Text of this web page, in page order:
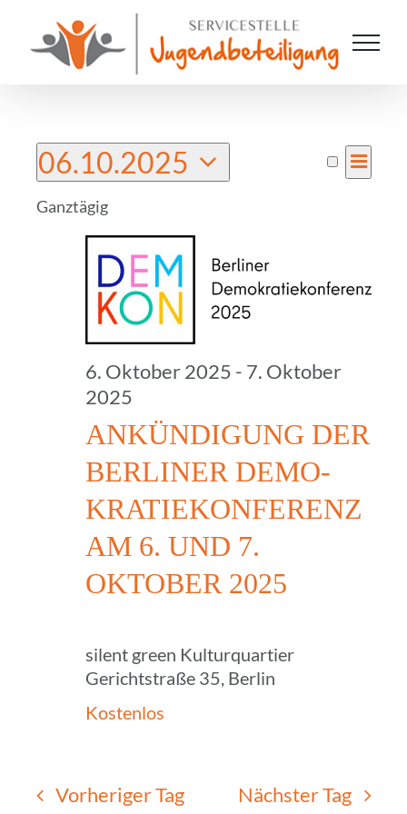
Inhalt
springen
Veranstaltungen
für
Oktober
2025
Suche
Tag
06.10.2025
Datum
wählen.
Ganztägig
ANKÜN­DI­GUNG DER
BERLI­NER DEMO­
KRA­TIE­KON­FE­RENZ
AM 6. UND 7.
OKTOBER 2025
6. Oktober 2025 - 7. Oktober
2025
silent green Kulturquartier
Gerichtstraße 35, Berlin
Kostenlos
Vorheriger Tag Nächster Tag